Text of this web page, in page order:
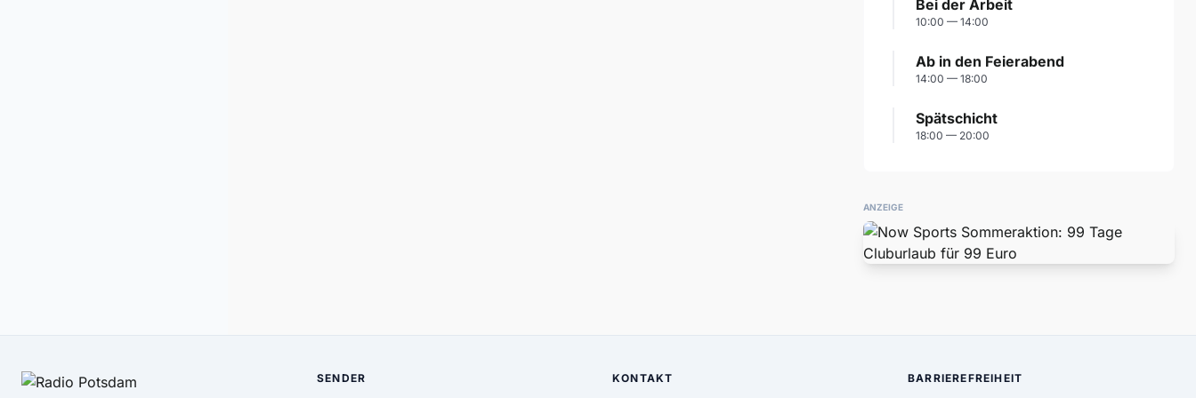
Bei der Arbeit
10:00 — 14:00
Ab in den Feierabend
14:00 — 18:00
Spätschicht
18:00 — 20:00
ANZEIGE
SENDER KONTAKT BARRIEREFREIHEIT